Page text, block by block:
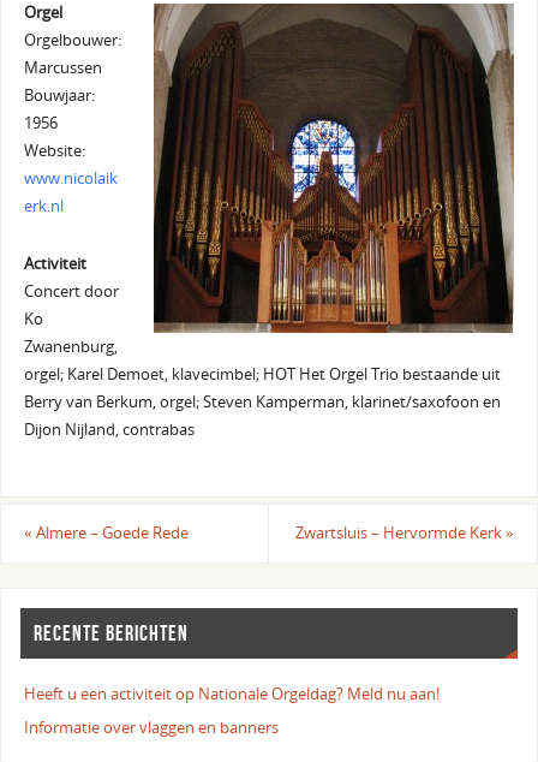
Orgel
Orgelbouwer:
Marcussen
Bouwjaar:
1956
Website:
www.nicolaik
erk.nl
Activiteit
Concert door
Ko
Zwanenburg,
orgel; Karel Demoet, klavecimbel; HOT Het Orgel Trio bestaande uit
Berry van Berkum, orgel; Steven Kamperman, klarinet/saxofoon en
Dijon Nijland, contrabas
« Almere – Goede Rede Zwartsluis – Hervormde Kerk»
RECENTE BERICHTEN
Heeft u een activiteit op Nationale Orgeldag? Meld nu aan!
Informatie over vlaggen en banners